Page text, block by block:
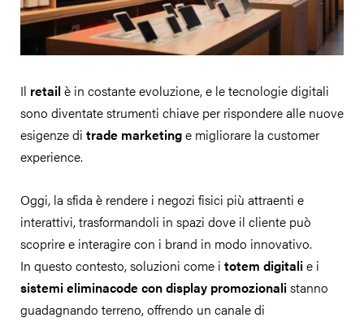
Il retail è in costante evoluzione, e le tecnologie digitali
sono diventate strumenti chiave per rispondere alle nuove
esigenze di trade marketinge migliorare la customer
experience.
Oggi, la sfida è rendere i negozi fisici più attraenti e
interattivi, trasformandoli in spazi dove il cliente può
scoprire e interagire con i brand in modo innovativo.
In questo contesto, soluzioni come i totem digitali e i
sistemi eliminacode con display promozionali stanno
guadagnando terreno, offrendo un canale di